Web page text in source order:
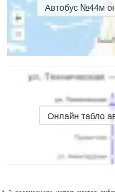
Автобус №44м
Онлайн табло